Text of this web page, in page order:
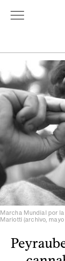
Marcha Mundial por la
Mariotti (archivo, mayo